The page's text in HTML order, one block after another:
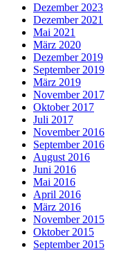
Dezember 2023
Dezember 2021
Mai 2021
März 2020
Dezember 2019
September 2019
März 2019
November 2017
Oktober 2017
Juli 2017
November 2016
September 2016
August 2016
Juni 2016
Mai 2016
April 2016
März 2016
November 2015
Oktober 2015
September 2015